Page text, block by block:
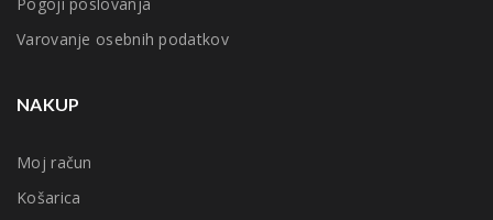
Varovanje osebnih podatkov
NAKUP
Moj račun
Košarica